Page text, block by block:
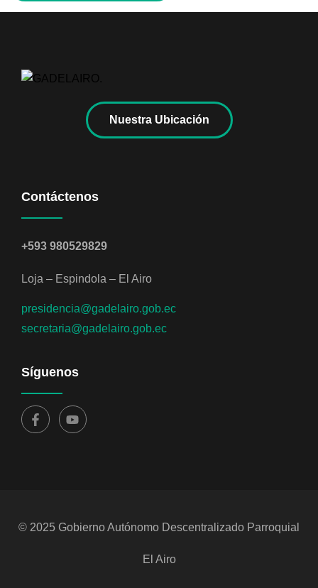
Nuestra Ubicación
Contáctenos
+593 980529829
Loja – Espindola – El Airo
presidencia@gadelairo.gob.ec
secretaria@gadelairo.gob.ec
Síguenos
© 2025 Gobierno Autónomo Descentralizado Parroquial
El Airo